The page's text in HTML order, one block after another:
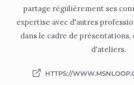
partage régulièrement ses
expertise avec d'autres
dans le cadre de
d'ateliers.
HTTPS://